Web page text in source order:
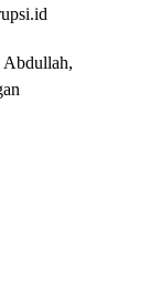
Abdullah,